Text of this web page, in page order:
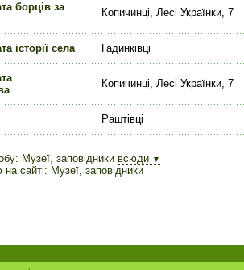
борців за
Копичинці, Лесі Українки, 7
історії села Гадинківці
Копичинці, Лесі Українки, 7
Раштівці
Музеї, заповідники всюди ▼
сайті: Музеї, заповідники